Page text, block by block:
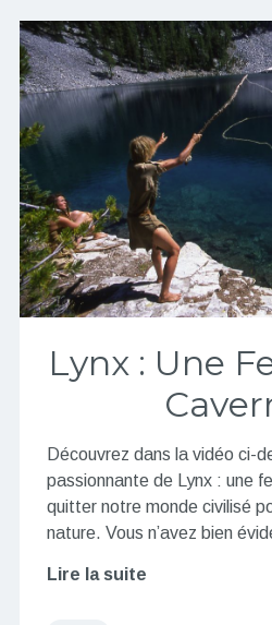
Lynx : Une
Découvrez dans la vidéo ci-
passionnante de Lynx : une
quitter notre monde civilisé
nature. Vous n’avez bien
Lire la suite